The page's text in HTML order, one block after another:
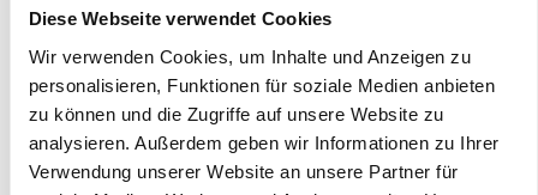
Diese Webseite verwendet Cookies
Wir verwenden Cookies, um Inhalte und Anzeigen zu
personalisieren, Funktionen für soziale Medien anbieten
zu können und die Zugriffe auf unsere Website zu
analysieren. Außerdem geben wir Informationen zu Ihrer
Verwendung unserer Website an unsere Partner für
Ein
Set zu
einem
fairen
Preis. Die
Lieferung
es
Woche
und die
Lieferung
kam bei
uns an.
happy!
Sachen
sehen
super
aus, sind
bequem
wurde
innerhalb
von 10
Tagen
geliefert.